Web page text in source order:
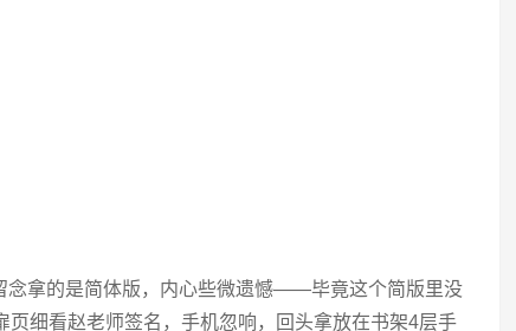
念拿的是简体版，内心些微遗憾——毕竟这个简版里没
页细看赵老师签名，手机忽响，回头拿放在书架4层手